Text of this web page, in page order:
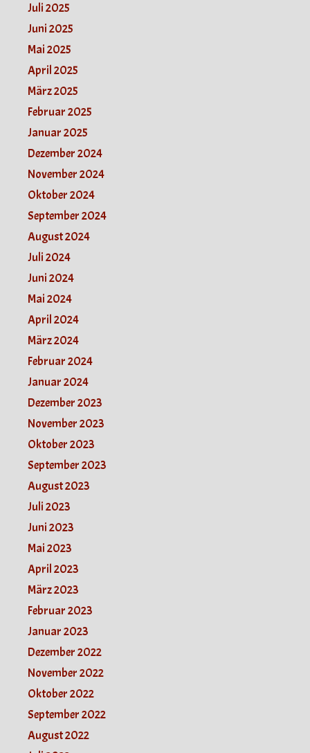
Juli 2025
Juni 2025
Mai 2025
April 2025
März 2025
Februar 2025
Januar 2025
Dezember 2024
November 2024
Oktober 2024
September 2024
August 2024
Juli 2024
Juni 2024
Mai 2024
April 2024
März 2024
Februar 2024
Januar 2024
Dezember 2023
November 2023
Oktober 2023
September 2023
August 2023
Juli 2023
Juni 2023
Mai 2023
April 2023
März 2023
Februar 2023
Januar 2023
Dezember 2022
November 2022
Oktober 2022
September 2022
August 2022